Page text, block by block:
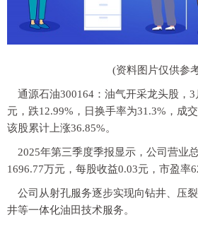
(资料图片仅供参
通源石油300164：油气开采龙头股，
元，跌12.99%，日换手率为31.3%，成
该股累计上涨36.85%。
2025年第三季度季报显示，公司营业
1696.77万元，每股收益0.03元，市盈率
公司从射孔服务逐步实现向钻井、压
井等一体化油田技术服务。